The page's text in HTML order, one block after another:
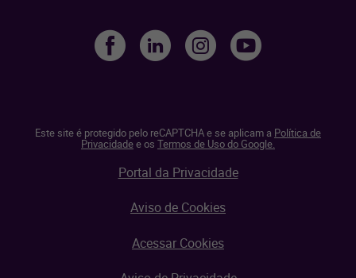
Este site é protegido pelo reCAPTCHA e se aplicam a Política de
Privacidadee os Termos de Uso do Google.
Portal da Privacidade
Aviso de Cookies
Acessar Cookies